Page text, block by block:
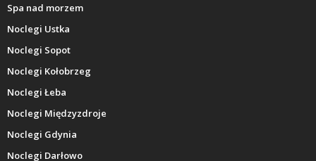
Spa nad morzem
Noclegi Ustka
Noclegi Sopot
Noclegi Kołobrzeg
Noclegi Łeba
Noclegi Międzyzdroje
Noclegi Gdynia
Noclegi Darłowo